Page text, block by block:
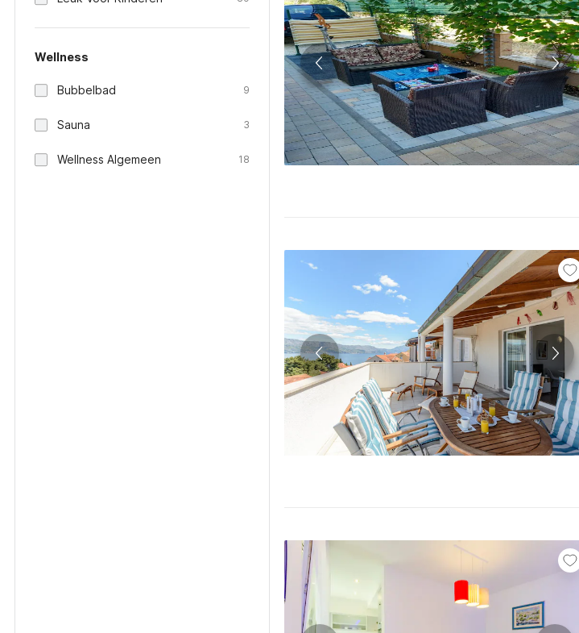
Wellness
Bubbelbad 9
Sauna 3
Wellness Algemeen 18